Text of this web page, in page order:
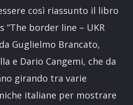
così riassunto il libro
“The border line – UKR
Guglielmo Brancato,
e Dario Cangemi, che da
girando tra varie
italiane per mostrare